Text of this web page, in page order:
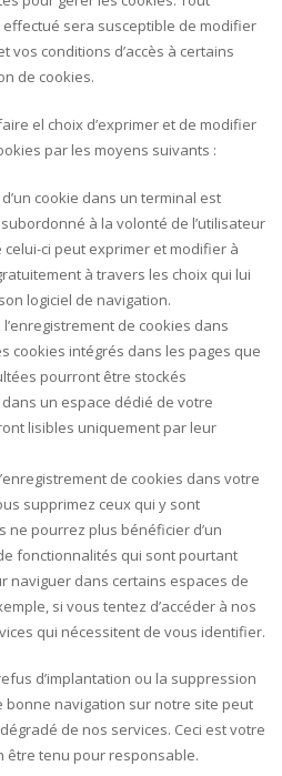
sera susceptible de modifier
vos conditions d’accès à certains
de cookies.
el choix d’exprimer et de modifier
par les moyens suivants :
cookie dans un terminal est
à la volonté de l’utilisateur
celui-ci peut exprimer et modifier à
à travers les choix qui lui
logiciel de navigation.
de cookies dans
cookies intégrés dans les pages que
pourront être stockés
un espace dédié de votre
lisibles uniquement par leur
de cookies dans votre
supprimez ceux qui y sont
ne pourrez plus bénéficier d’un
fonctionnalités qui sont pourtant
naviguer dans certains espaces de
si vous tentez d’accéder à nos
qui nécessitent de vous identifier.
d’implantation ou la suppression
bonne navigation sur notre site peut
de nos services. Ceci est votre
être tenu pour responsable.